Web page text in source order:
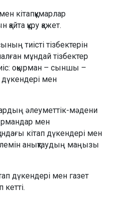
кітапқұмарлар
құру қажет.
тиісті тізбектерін
мұндай тізбектер
оқырман – сыншы –
дүкендері мен
әлеуметтік-мәдени
мен
кітап дүкендері мен
анықтаудың маңызы
дүкендері мен газет